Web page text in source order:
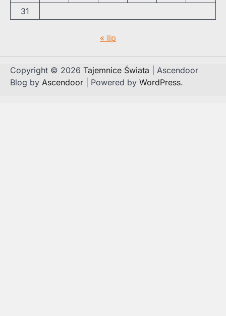
31
« lip
Copyright © 2026 Tajemnice Świata | Ascendoor
Blog by Ascendoor | Powered by WordPress.